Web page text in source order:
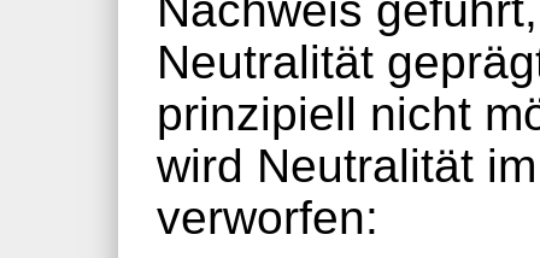
Neutralität
prinzipiell nicht
wird Neutralität
verworfen: